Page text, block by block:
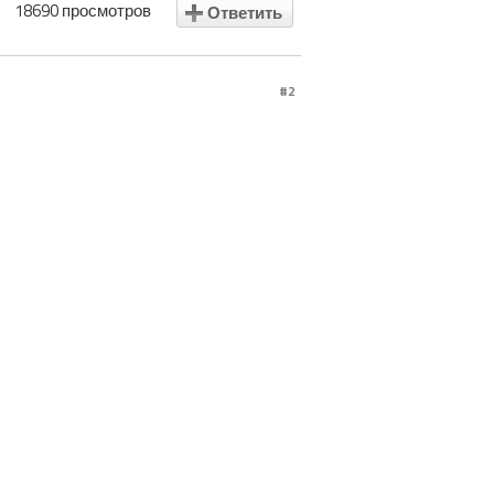
18690 просмотров Ответить
#2